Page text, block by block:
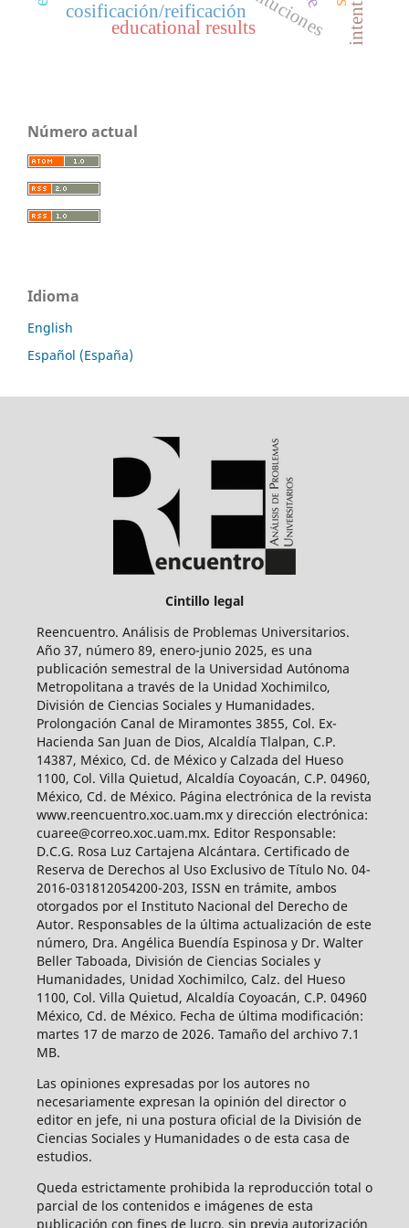
cosificación/reificación
educational results
Número actual
Idioma
English
Español (España)
Cintillo legal
Reencuentro. Análisis de Problemas Universitarios.
Año 37, número 89, enero-junio 2025, es una
publicación semestral de la Universidad Autónoma
Metropolitana a través de la Unidad Xochimilco,
División de Ciencias Sociales y Humanidades.
Prolongación Canal de Miramontes 3855, Col. Ex-
Hacienda San Juan de Dios, Alcaldía Tlalpan, C.P.
14387, México, Cd. de México y Calzada del Hueso
1100, Col. Villa Quietud, Alcaldía Coyoacán, C.P. 04960,
México, Cd. de México. Página electrónica de la revista
www.reencuentro.xoc.uam.mx y dirección electrónica:
cuaree@correo.xoc.uam.mx. Editor Responsable:
D.C.G. Rosa Luz Cartajena Alcántara. Certificado de
Reserva de Derechos al Uso Exclusivo de Título No. 04-
2016-031812054200-203, ISSN en trámite, ambos
otorgados por el Instituto Nacional del Derecho de
Autor. Responsables de la última actualización de este
número, Dra. Angélica Buendía Espinosa y Dr. Walter
Beller Taboada, División de Ciencias Sociales y
Humanidades, Unidad Xochimilco, Calz. del Hueso
1100, Col. Villa Quietud, Alcaldía Coyoacán, C.P. 04960
México, Cd. de México. Fecha de última modificación:
martes 17 de marzo de 2026. Tamaño del archivo 7.1
MB.
Las opiniones expresadas por los autores no
necesariamente expresan la opinión del director o
editor en jefe, ni una postura oficial de la División de
Ciencias Sociales y Humanidades o de esta casa de
estudios.
Queda estrictamente prohibida la reproducción total o
parcial de los contenidos e imágenes de esta
publicación con fines de lucro, sin previa autorización